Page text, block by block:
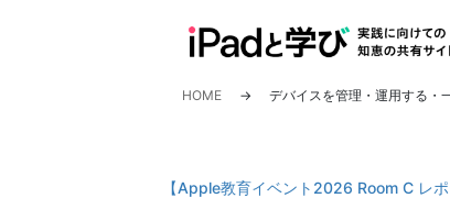
HOME デバイスを管理・運用する・
【Apple教育イベント2026 Room C レ